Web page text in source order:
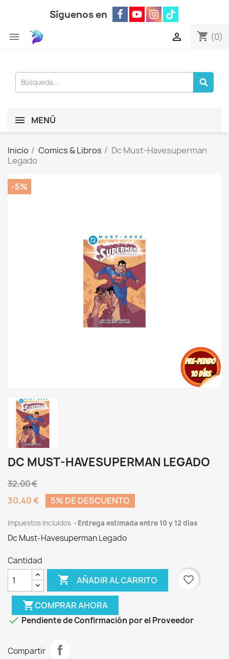
Síguenos en
 shopping_cart (0)

MENÚ
Inicio Comics & Libros
Dc Must-Havesuperman
Legado
-5%
DC MUST-HAVESUPERMAN LEGADO
32,00 €
30,40 €
5% DE DESCUENTO
Impuestos incluidos Entrega estimada entre 10 y 12 días
Dc Must-Havesuperman Legado
Cantidad
 AÑADIR AL CARRITO favorite_border
shopping_cartCOMPRAR AHORA
 Pendiente de Confirmación por el Proveedor
Compartir